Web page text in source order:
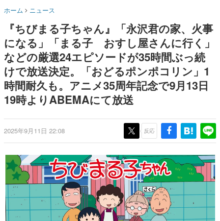
名作ゲームクリエイターの方々に製作時のエピソードをお
きます。
赫本
この物語を解いてはいけない。『赫本』は、〈試験問題〉
の形をした短編ホラー小説集です。
新世代に訊く
これからのデジタルゲーム市場を担う若きクリエイター達
の姿を追い、彼らのルーツと情熱を探っていきます。
ゲーム世代の作家たち
ゲームに多大な影響を受けた作家さんに取材し、ゲームが
日本のコンテンツ産業やカルチャーに与えた影響を探る企
画です。
日本モバイルゲーム産業史
日本のモバイルゲーム史における主要なトピック・タイト
ルを網羅するほか、開発者へのインタビューや識者による
解説を掲載。約20年の歴史が一望できる決定版！
若ゲのいたり〜ゲームクリエイターの青春〜
『うつヌケ』『ペンと箸』等で知られるマンガ家・田中圭
一先生によるゲーム業界レポートマンガです。
ScottGamesとの共同開発、食
没入型のホラー体験も楽しめる
ホーム ニュース
『ちびまる子ちゃん』「永沢君の家、火事
になる」「まる子 おすし屋さんに行く」
などの厳選24エピソードが35時間ぶっ続
けで放送決定。「おどるポンポコリン」1
時間耐久も。アニメ35周年記念で9月13日
19時よりABEMAにて放送
2025年9月11日 22:08 反応